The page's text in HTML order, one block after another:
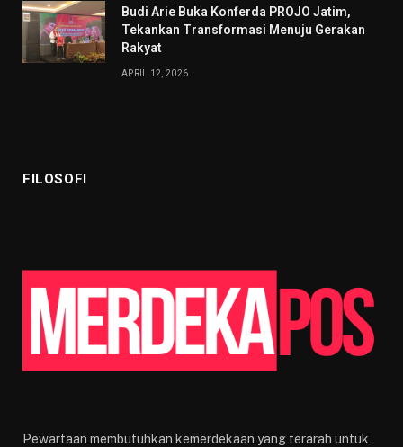
Budi Arie Buka Konferda PROJO Jatim,
Tekankan Transformasi Menuju Gerakan
Rakyat
APRIL 12, 2026
FILOSOFI
Pewartaan membutuhkan kemerdekaan yang terarah untuk